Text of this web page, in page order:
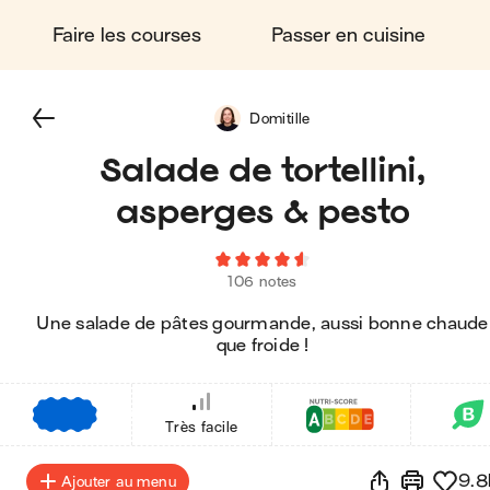
Faire les courses Passer en cuisine
Salade de tortellini,
asperges & pesto
106 notes
Une salade de pâtes gourmande, aussi bonne chaude
que froide !
Domitille
Très facile
Ajouter au menu